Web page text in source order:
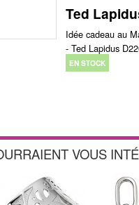
Ted
Idée cadeau au
- Ted Lapidus
EN STOCK
VOUS